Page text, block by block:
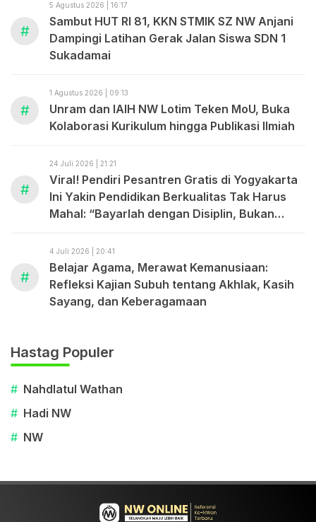
#
5 Agustus 2026 | 16:17
Sambut HUT RI 81, KKN STMIK SZ NW Anjani
Dampingi Latihan Gerak Jalan Siswa SDN 1
Sukadamai
#
1 Agustus 2026 | 09:13
Unram dan IAIH NW Lotim Teken MoU, Buka
Kolaborasi Kurikulum hingga Publikasi Ilmiah
#
24 Juli 2026 | 21:21
Viral! Pendiri Pesantren Gratis di Yogyakarta
Ini Yakin Pendidikan Berkualitas Tak Harus
Mahal: “Bayarlah dengan Disiplin, Bukan
#
4 Juli 2026 | 20:41
Belajar Agama, Merawat Kemanusiaan:
Refleksi Kajian Subuh tentang Akhlak, Kasih
Sayang, dan Keberagamaan
Hastag Populer
# Nahdlatul Wathan
# Hadi NW
# NW